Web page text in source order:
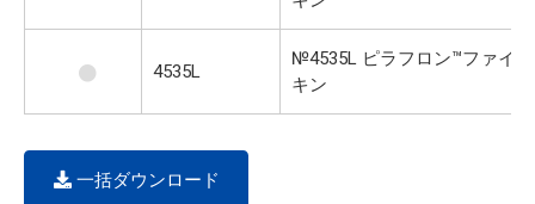
4535L
№4535L ピラフロン™ファイ
キン
一括ダウンロード